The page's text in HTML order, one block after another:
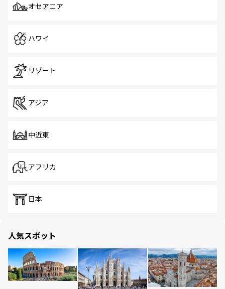
オセアニア
ハワイ
リゾート
アジア
中近東
アフリカ
日本
人気スポット